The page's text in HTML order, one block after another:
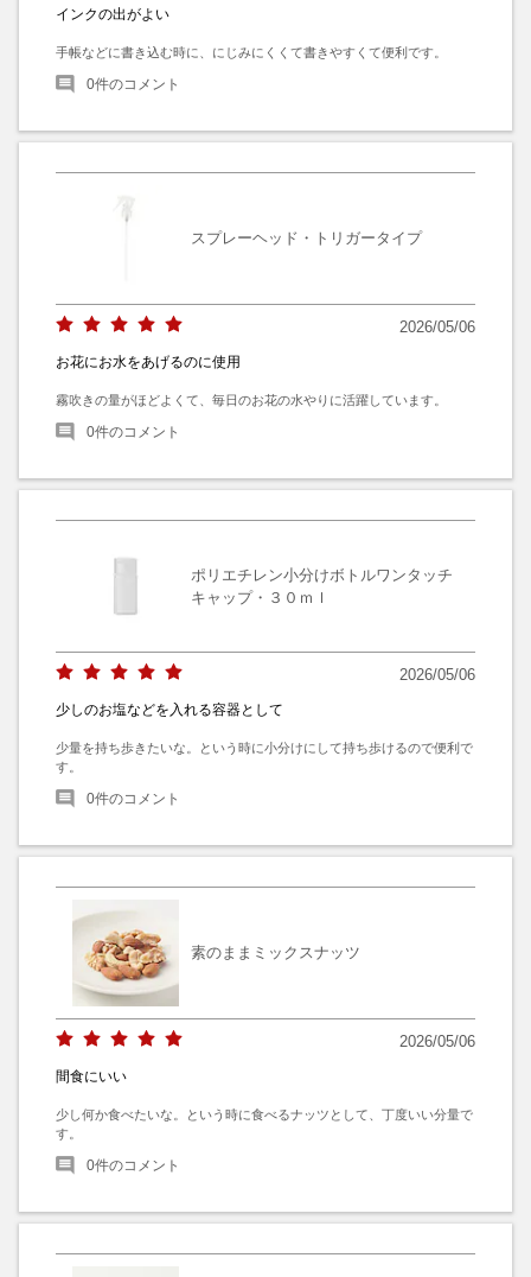
インクの出がよい
手帳などに書き込む時に、にじみにくくて書きやすくて便利です。
0件のコメント
スプレーヘッド・トリガータイプ
2026/05/06
お花にお水をあげるのに使用
霧吹きの量がほどよくて、毎日のお花の水やりに活躍しています。
0件のコメント
ポリエチレン小分けボトルワンタッチ
キャップ・３０ｍｌ
2026/05/06
少しのお塩などを入れる容器として
少量を持ち歩きたいな。という時に小分けにして持ち歩けるので便利で
す。
0件のコメント
素のままミックスナッツ
2026/05/06
間食にいい
少し何か食べたいな。という時に食べるナッツとして、丁度いい分量で
す。
0件のコメント